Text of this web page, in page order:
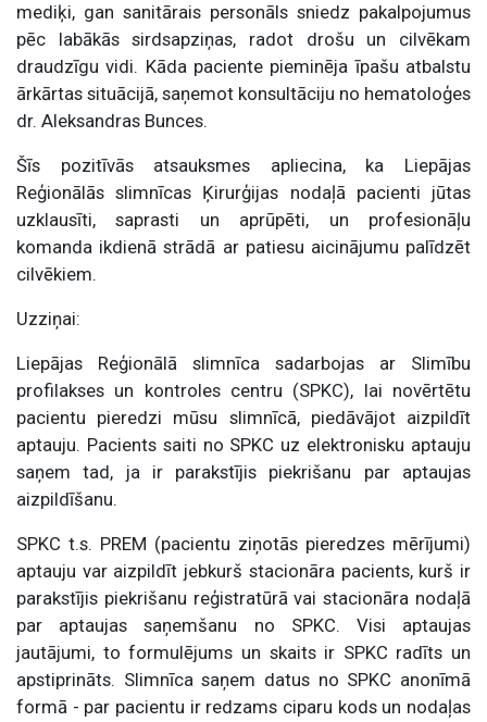
mediķi, gan sanitārais personāls sniedz pakalpojumus
pēc labākās sirdsapziņas, radot drošu un cilvēkam
draudzīgu vidi. Kāda paciente pieminēja īpašu atbalstu
ārkārtas situācijā, saņemot konsultāciju no hematoloģes
dr. Aleksandras Bunces.
Šīs pozitīvās atsauksmes apliecina, ka Liepājas
Reģionālās slimnīcas Ķirurģijas nodaļā pacienti jūtas
uzklausīti, saprasti un aprūpēti, un profesionāļu
komanda ikdienā strādā ar patiesu aicinājumu palīdzēt
cilvēkiem.
Uzziņai:
Liepājas Reģionālā slimnīca sadarbojas ar Slimību
profilakses un kontroles centru (SPKC), lai novērtētu
pacientu pieredzi mūsu slimnīcā, piedāvājot aizpildīt
aptauju. Pacients saiti no SPKC uz elektronisku aptauju
saņem tad, ja ir parakstījis piekrišanu par aptaujas
aizpildīšanu.
SPKC t.s. PREM (pacientu ziņotās pieredzes mērījumi)
aptauju var aizpildīt jebkurš stacionāra pacients, kurš ir
parakstījis piekrišanu reģistratūrā vai stacionāra nodaļā
par aptaujas saņemšanu no SPKC. Visi aptaujas
jautājumi, to formulējums un skaits ir SPKC radīts un
apstiprināts. Slimnīca saņem datus no SPKC anonīmā
formā - par pacientu ir redzams ciparu kods un nodaļas